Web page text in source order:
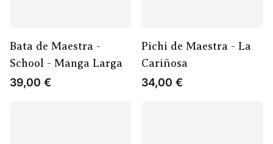
Bata de Maestra -
School - Manga Larga
39,00 €
Pichi de Maestra - La
Cariñosa
34,00 €